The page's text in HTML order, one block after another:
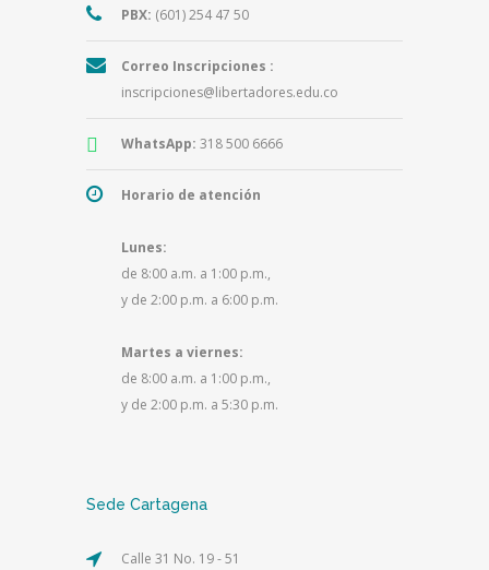
PBX: (601) 254 47 50
Correo Inscripciones :
inscripciones@libertadores.edu.co
WhatsApp: 318 500 6666
Horario de atención
Lunes:
de 8:00 a.m. a 1:00 p.m.,
y de 2:00 p.m. a 6:00 p.m.
Martes a viernes:
de 8:00 a.m. a 1:00 p.m.,
y de 2:00 p.m. a 5:30 p.m.
Sede Cartagena
Calle 31 No. 19 - 51